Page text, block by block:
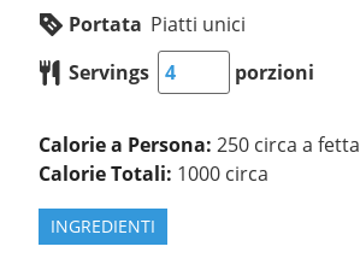
Portata Piatti unici
Servings
porzioni
Calorie a Persona:250 circa a fetta
Calorie Totali: 1000 circa
INGREDIENTI